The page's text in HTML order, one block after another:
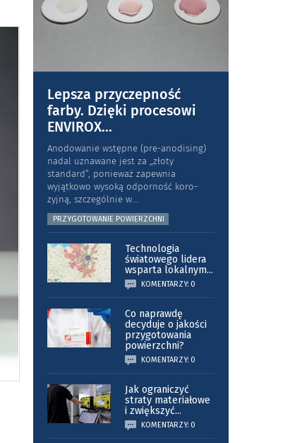
Lepsza przyczepność
farby. Dzięki procesowi
ENVIROX...
Anodowanie wstępne (pre-anodising)
nadal uznawane jest za „złoty
standard”, ponieważ zapewnia
wyjątkowo wysoką odporność koro­
zyjną, szczególnie w...
PRZYGOTOWANIE POWIERZCHNI
Technologia
światowego lidera
wsparta lokalnym...
KOMENTARZY: 0
Co naprawdę
decyduje o jakości
przygotowania
powierzchni?
KOMENTARZY: 0
Jak ograniczyć
straty materiałowe
i zwiększyć...
KOMENTARZY: 0